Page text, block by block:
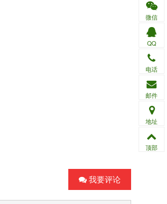
我要评论
微信
QQ
电话
邮件
地址
顶部